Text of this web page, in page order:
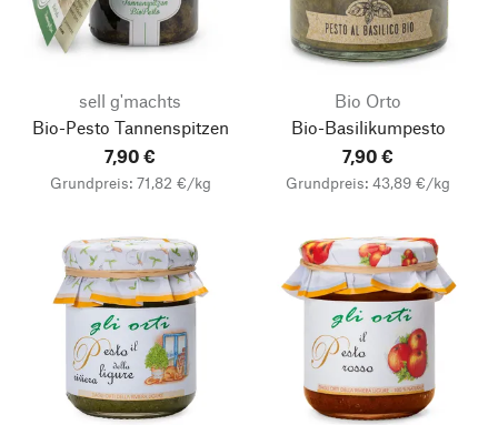
sell g'machts
Bio-Pesto Tannenspitzen
7,90 €
Grundpreis: 71,82 €/kg
Bio Orto
Bio-Basilikumpesto
7,90 €
Grundpreis: 43,89 €/kg